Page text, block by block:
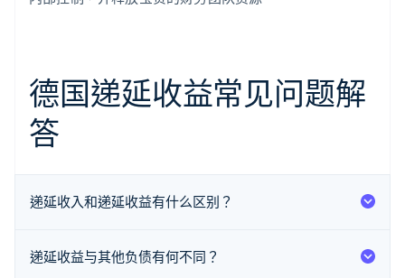
德国递延收益常见问题解
答
递延收入和递延收益有什么区别？
递延收益与其他负债有何不同？
阿联酋